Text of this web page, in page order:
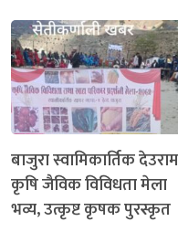
बाजुरा स्वामिकार्तिक
कृषि जैविक विविधता मेला
भव्य, उत्कृष्ट कृषक पुरस्कृत